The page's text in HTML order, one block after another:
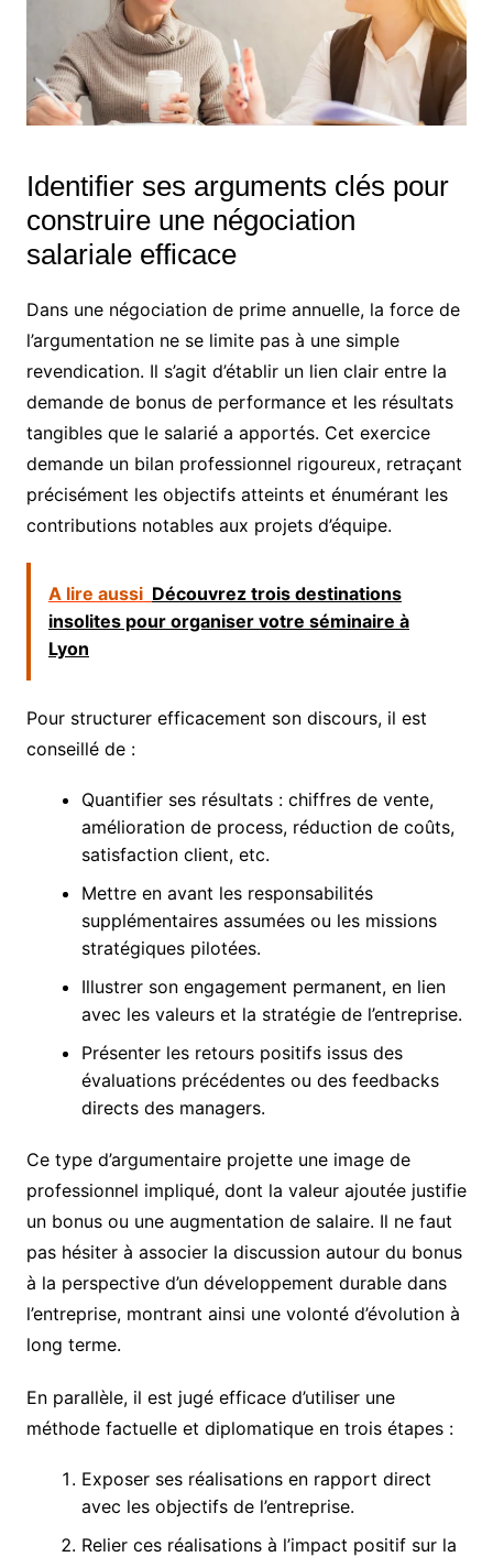
Identifier ses arguments clés pour
construire une négociation
salariale efficace
Dans une négociation de prime annuelle, la force de
l’argumentation ne se limite pas à une simple
revendication. Il s’agit d’établir un lien clair entre la
demande de bonus de performance et les résultats
tangibles que le salarié a apportés. Cet exercice
demande un bilan professionnel rigoureux, retraçant
précisément les objectifs atteints et énumérant les
contributions notables aux projets d’équipe.
A lire aussi Découvrez trois destinations
insolites pour organiser votre séminaire à
Lyon
Pour structurer efficacement son discours, il est
conseillé de :
Quantifier ses résultats : chiffres de vente,
amélioration de process, réduction de coûts,
satisfaction client, etc.
Mettre en avant les responsabilités
supplémentaires assumées ou les missions
stratégiques pilotées.
Illustrer son engagement permanent, en lien
avec les valeurs et la stratégie de l’entreprise.
Présenter les retours positifs issus des
évaluations précédentes ou des feedbacks
directs des managers.
Ce type d’argumentaire projette une image de
professionnel impliqué, dont la valeur ajoutée justifie
un bonus ou une augmentation de salaire. Il ne faut
pas hésiter à associer la discussion autour du bonus
à la perspective d’un développement durable dans
l’entreprise, montrant ainsi une volonté d’évolution à
long terme.
En parallèle, il est jugé efficace d’utiliser une
méthode factuelle et diplomatique en trois étapes :
Exposer ses réalisations en rapport direct
avec les objectifs de l’entreprise.
Relier ces réalisations à l’impact positif sur la